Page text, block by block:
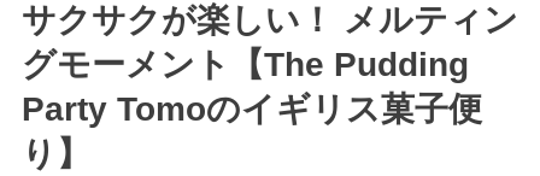
サクサクが楽しい！ メルティン
グモーメント【The Pudding
Party Tomoのイギリス菓子便
り】